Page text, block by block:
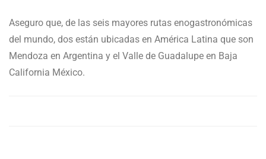
Aseguro que, de las seis mayores rutas enogastronómicas
del mundo, dos están ubicadas en América Latina que son
Mendoza en Argentina y el Valle de Guadalupe en Baja
California México.